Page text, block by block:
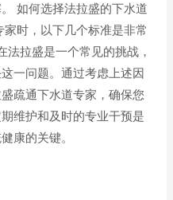
如何选择法拉盛的下水道
时，以下几个标准是非常
法拉盛是一个常见的挑战，
一问题。通过考虑上述因
疏通下水道专家，确保您
维护和及时的专业干预是
康的关键。